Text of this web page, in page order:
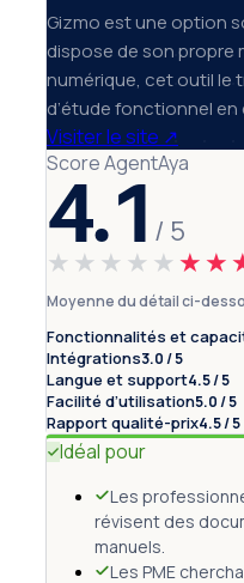
Gizmo est une option
dispose de son propre
numérique, cet outil le
d’étude fonctionnel
Visiter le site ↗
Score AgentAya
4.1 / 5
★★★★★
Moyenne du détail ci-
Fonctionnalités et
Intégrations3.0 / 5
Langue et support4.5 / 5
Facilité d’utilisation5.0 / 5
Rapport qualité-prix4.5 / 5
Idéal pour
Les
révisent des
manuels.
Les PME